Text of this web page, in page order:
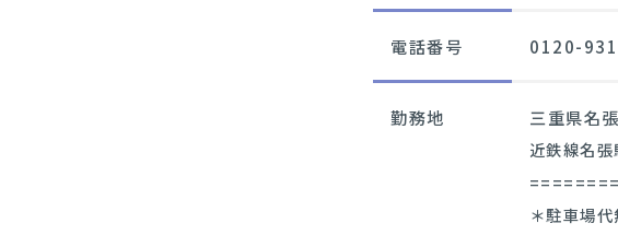
電話番号 0120-
勤務地 三重県名
近鉄線名
＊駐車場